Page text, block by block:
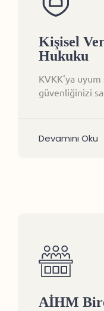
Kişisel
Hukuku
KVKK'ya
güvenliğinizi
Devamını Oku
AİHM